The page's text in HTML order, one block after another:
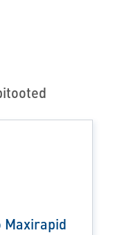
Maxirapid